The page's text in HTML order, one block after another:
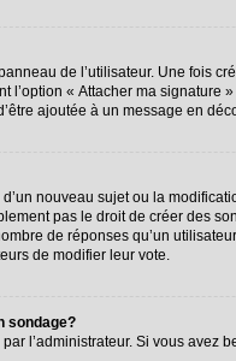
de l’utilisateur. Une fois
l’option « Attacher ma signature
ajoutée à un message en
nouveau sujet ou la
pas le droit de créer des
de réponses qu’un
de modifier leur vote.
sondage?
l’administrateur. Si vous avez